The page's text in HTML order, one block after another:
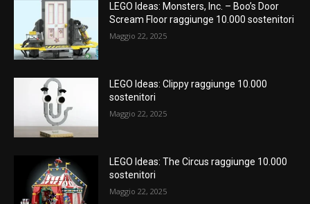
LEGO Ideas: Monsters, Inc. – Boo’s Door
Scream Floor raggiunge 10.000 sostenitori
Maggio 22, 2025
LEGO Ideas: Clippy raggiunge 10.000
sostenitori
Maggio 22, 2025
LEGO Ideas: The Circus raggiunge 10.000
sostenitori
Maggio 22, 2025